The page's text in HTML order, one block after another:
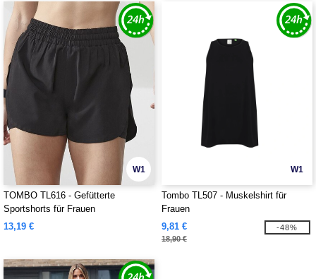
W1
TOMBO TL616 - Gefütterte
Sportshorts für Frauen
13,19 €
W1
Tombo TL507 - Muskelshirt für
Frauen
9,81 €
18,90 €
-48%